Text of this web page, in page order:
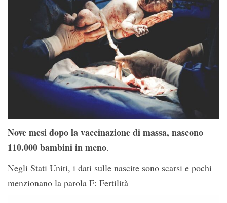
Nove mesi dopo la vaccinazione di massa, nascono
110.000 bambini in meno.
Negli Stati Uniti, i dati sulle nascite sono scarsi e pochi
menzionano la parola F: Fertilità